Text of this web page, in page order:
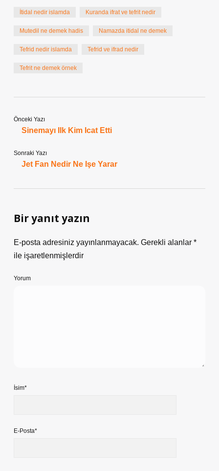
İtidal nedir islamda Kuranda ifrat ve tefrit nedir
Mutedil ne demek hadis Namazda itidal ne demek
Tefrid nedir islamda Tefrid ve ifrad nedir
Tefrit ne demek örnek
Önceki Yazı
Sinemayı Ilk Kim Icat Etti
Sonraki Yazı
Jet Fan Nedir Ne Işe Yarar
Bir yanıt yazın
E-posta adresiniz yayınlanmayacak. Gerekli alanlar *
ile işaretlenmişlerdir
Yorum
İsim*
E-Posta*